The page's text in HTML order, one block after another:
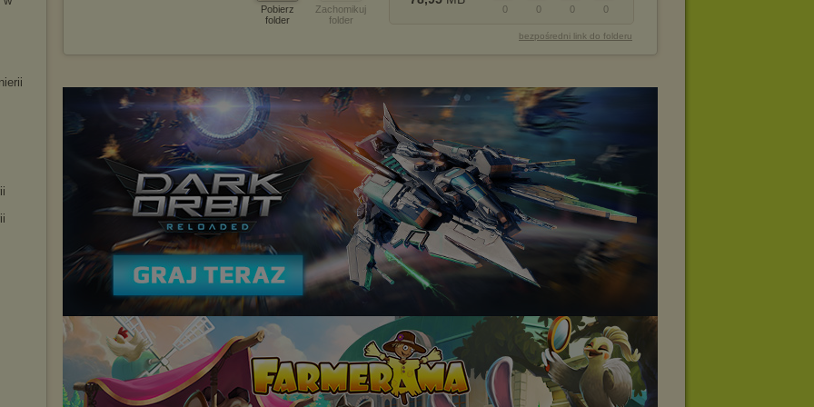
Pobierz
folder
Zachomikuj
folder
0
0
0
0
bezpośredni link do folderu